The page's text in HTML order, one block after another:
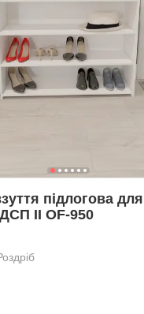
підлогова
II OF-950